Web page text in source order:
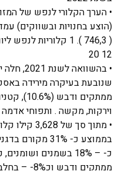
• הערך הקלורי לנפש של
(הוצע בחנויות ובשווקים) עמד על
12 20
•
שנובעת בעיקרה מירידה
וירקות, מקשה . ותפוחי אדמה
• מתוך סך
בממוצע כ- 31% מקורם בדגנים ומוצריהם,
ממתקים ודבש וכ8%- – בחלב ומוצריו.